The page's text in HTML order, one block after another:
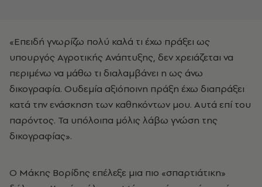
«Επειδή γνωρίζω πολύ καλά τι έχω πράξει ως
υπουργός Αγροτικής Ανάπτυξης, δεν χρειάζεται να
περιμένω να μάθω τι διαλαμβάνει η ως άνω
δικογραφία. Ουδεμία αξιόποινη πράξη έχω διαπράξει
κατά την ενάσκηση των καθηκόντων μου. Αυτά επί του
παρόντος. Τα υπόλοιπα μόλις λάβω γνώση της
δικογραφίας».
Ο Μάκης Βορίδης επέλεξε μια πιο «σπαρτιάτικη»